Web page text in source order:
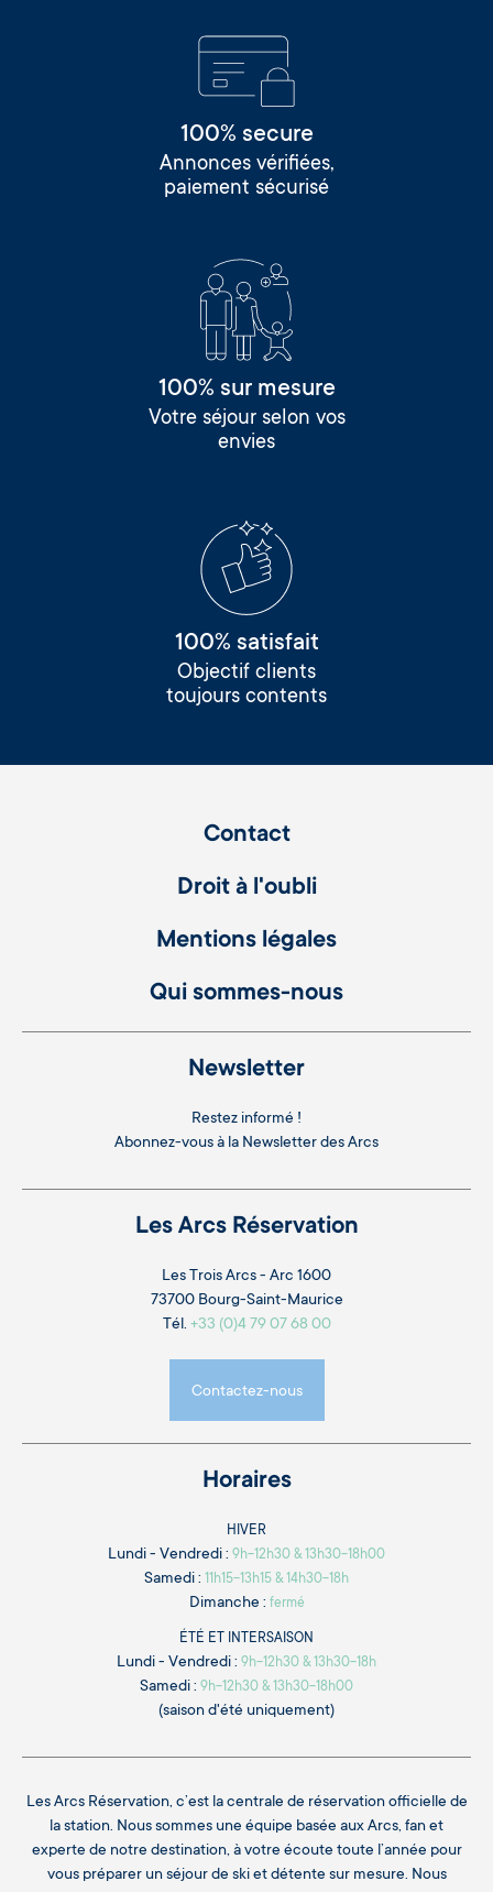
100% secure
Annonces vérifiées,
paiement sécurisé
100% sur mesure
Votre séjour selon vos
envies
100% satisfait
Objectif clients
toujours contents
Contact
Droit à l'oubli
Mentions légales
Qui sommes-nous
Newsletter
Restez informé !
Abonnez-vous à la Newsletter des Arcs
Les Arcs Réservation
Les Trois Arcs - Arc 1600
73700 Bourg-Saint-Maurice
Tél. +33 (0)4 79 07 68 00
Contactez-nous
Horaires
HIVER
Lundi - Vendredi : 9h-12h30 & 13h30-18h00
Samedi : 11h15-13h15 & 14h30-18h
Dimanche : fermé
ÉTÉ ET INTERSAISON
Lundi - Vendredi : 9h-12h30 & 13h30-18h
Samedi : 9h-12h30 & 13h30-18h00
(saison d'été uniquement)
Les Arcs Réservation, c’est la centrale de réservation officielle de
la station. Nous sommes une équipe basée aux Arcs, fan et
experte de notre destination, à votre écoute toute l’année pour
vous préparer un séjour de ski et détente sur mesure. Nous